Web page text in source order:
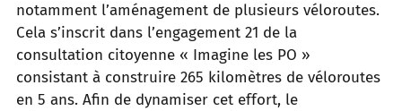
notamment l’aménagement de plusieurs véloroutes.
Cela s’inscrit dans l’engagement 21 de la
consultation citoyenne « Imagine les PO »
consistant à construire 265 kilomètres de véloroutes
en 5 ans. Afin de dynamiser cet effort, le